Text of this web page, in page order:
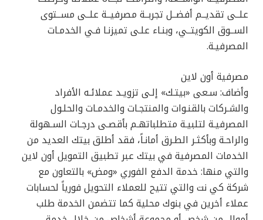
علــى تقديــم أفضــل تجربــة مصرفيــة علــى مســتوى
الســوق الكويتــي، وبنـاء علـى تميزنـا فـي الخدمـات
المصرفيـة.
مصرفية أون لاين
وأضاف: سـعى «بيتـك» إلـى تزويـد عملائـه الأفراد
والشـركات بالقنـوات والمنتجـات والخدمـات والحلـول
المصرفيـة لتلبيـة متطلباتهـم بأقصـى درجـات السـهولة
والراحـة وبأكثـر الطـرق أمانـاً، فقد أطلق بيتك العديد من
الخدمات المصرفية في بيتك عبر تطبيق التمويل أون لاين
والتي منها: خدمة الدفع الفوري «ومض» بالتعاون مع
شركة كي نت والتي تتيح للعملاء التحويل فورياً لحسابات
عملاء أخرين في بنوك محلية كما تتضمن الخدمة طلب